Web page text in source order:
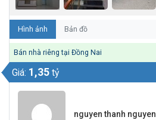
Hình ảnh Bản đồ
Bán nhà riêng tại Đồng Nai
Giá: 1,35 tỷ
nguyen thanh nguyen